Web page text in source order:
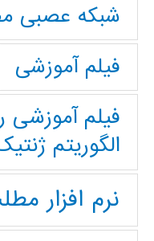
شبکه عصبی
فیلم آموزشی
فیلم آموزشی
الگوریتم
نرم افزار